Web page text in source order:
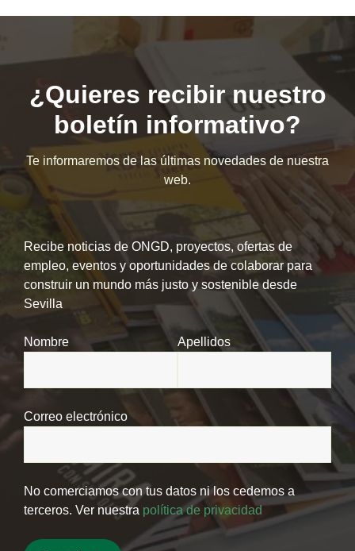
¿Quieres recibir nuestro
boletín informativo?
Te informaremos de las últimas novedades de nuestra
web.
Recibe noticias de ONGD, proyectos, ofertas de
empleo, eventos y oportunidades de colaborar para
construir un mundo más justo y sostenible desde
Sevilla
Nombre Apellidos
Correo electrónico
No comerciamos con tus datos ni los cedemos a
terceros. Ver nuestra política de privacidad